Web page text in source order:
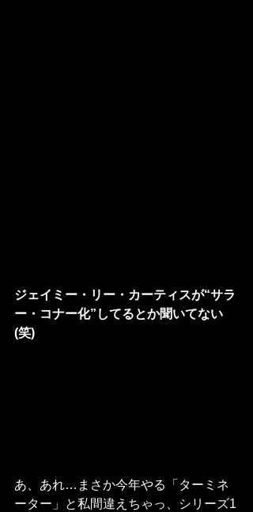
ジェイミー・リー・カーティスが“サラ
ー・コナー化”してるとか聞いてない
(笑)
あ、あれ…まさか今年やる「ターミネ
ーター」と私間違えちゃっ、シリーズ1